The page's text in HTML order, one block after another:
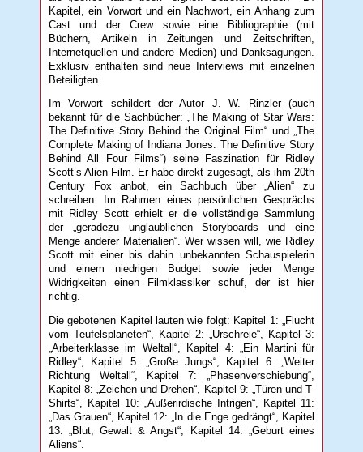
Kapitel, ein Vorwort und ein Nachwort, ein Anhang zum
Cast und der Crew sowie eine Bibliographie (mit
Büchern, Artikeln in Zeitungen und Zeitschriften,
Internetquellen und andere Medien) und Danksagungen.
Exklusiv enthalten sind neue Interviews mit einzelnen
Beteiligten.
Im Vorwort schildert der Autor J. W. Rinzler (auch
bekannt für die Sachbücher: „The Making of Star Wars:
The Definitive Story Behind the Original Film“ und „The
Complete Making of Indiana Jones: The Definitive Story
Behind All Four Films“) seine Faszination für Ridley
Scott’s Alien-Film. Er habe direkt zugesagt, als ihm 20th
Century Fox anbot, ein Sachbuch über „Alien“ zu
schreiben. Im Rahmen eines persönlichen Gesprächs
mit Ridley Scott erhielt er die vollständige Sammlung
der „geradezu unglaublichen Storyboards und eine
Menge anderer Materialien“. Wer wissen will, wie Ridley
Scott mit einer bis dahin unbekannten Schauspielerin
und einem niedrigen Budget sowie jeder Menge
Widrigkeiten einen Filmklassiker schuf, der ist hier
richtig.
Die gebotenen Kapitel lauten wie folgt: Kapitel 1: „Flucht
vom Teufelsplaneten“, Kapitel 2: „Urschreie“, Kapitel 3:
„Arbeiterklasse im Weltall“, Kapitel 4: „Ein Martini für
Ridley“, Kapitel 5: „Große Jungs“, Kapitel 6: „Weiter
Richtung Weltall“, Kapitel 7: „Phasenverschiebung“,
Kapitel 8: „Zeichen und Drehen“, Kapitel 9: „Türen und T-
Shirts“, Kapitel 10: „Außerirdische Intrigen“, Kapitel 11:
„Das Grauen“, Kapitel 12: „In die Enge gedrängt“, Kapitel
13: „Blut, Gewalt & Angst“, Kapitel 14: „Geburt eines
Aliens“.